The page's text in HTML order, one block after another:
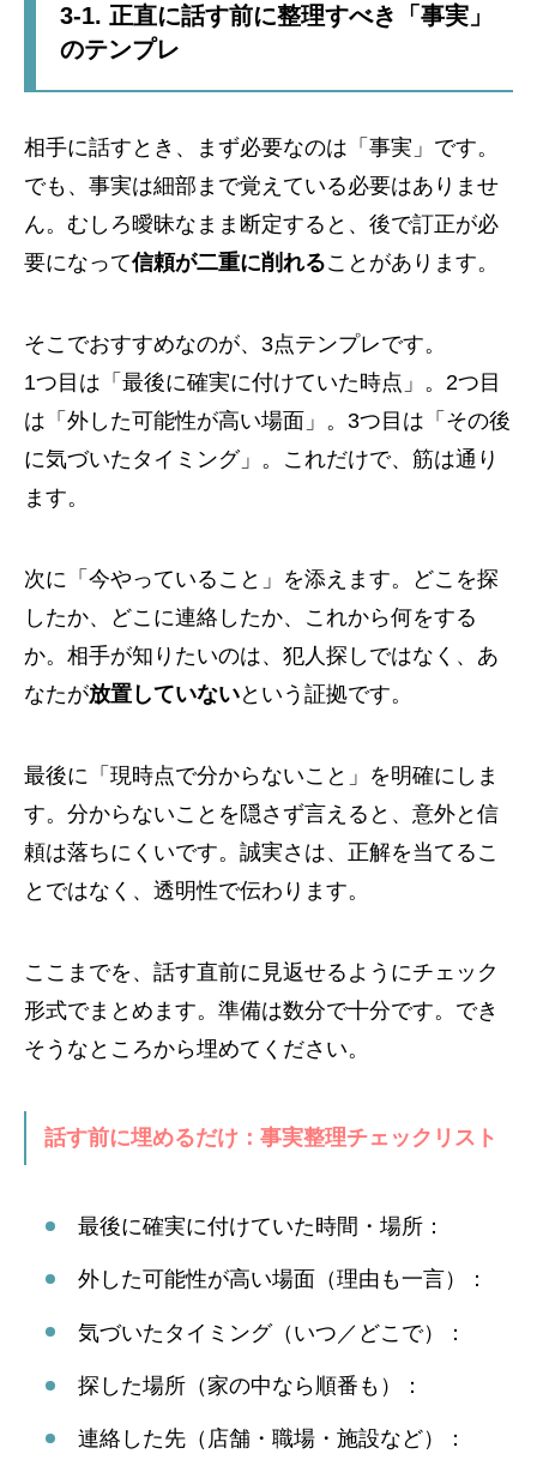
3-1. 正直に話す前に整理すべき「事実」
のテンプレ
相手に話すとき、まず必要なのは「事実」です。
でも、事実は細部まで覚えている必要はありませ
ん。むしろ曖昧なまま断定すると、後で訂正が必
要になって信頼が二重に削れることがあります。
そこでおすすめなのが、3点テンプレです。
1つ目は「最後に確実に付けていた時点」。2つ目
は「外した可能性が高い場面」。3つ目は「その後
に気づいたタイミング」。これだけで、筋は通り
ます。
次に「今やっていること」を添えます。どこを探
したか、どこに連絡したか、これから何をする
か。相手が知りたいのは、犯人探しではなく、あ
なたが放置していないという証拠です。
最後に「現時点で分からないこと」を明確にしま
す。分からないことを隠さず言えると、意外と信
頼は落ちにくいです。誠実さは、正解を当てるこ
とではなく、透明性で伝わります。
ここまでを、話す直前に見返せるようにチェック
形式でまとめます。準備は数分で十分です。でき
そうなところから埋めてください。
話す前に埋めるだけ：事実整理チェックリスト
最後に確実に付けていた時間・場所：
外した可能性が高い場面（理由も一言）：
気づいたタイミング（いつ／どこで）：
探した場所（家の中なら順番も）：
連絡した先（店舗・職場・施設など）：